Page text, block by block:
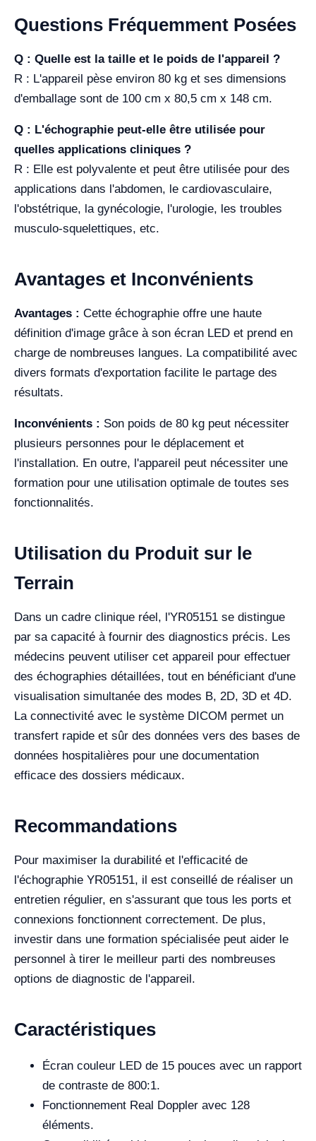
Questions Fréquemment Posées
Q : Quelle est la taille et le poids de l'appareil ?
R : L'appareil pèse environ 80 kg et ses dimensions
d'emballage sont de 100 cm x 80,5 cm x 148 cm.
Q : L'échographie peut-elle être utilisée pour
quelles applications cliniques ?
R : Elle est polyvalente et peut être utilisée pour des
applications dans l'abdomen, le cardiovasculaire,
l'obstétrique, la gynécologie, l'urologie, les troubles
musculo-squelettiques, etc.
Avantages et Inconvénients
Avantages : Cette échographie offre une haute
définition d'image grâce à son écran LED et prend en
charge de nombreuses langues. La compatibilité avec
divers formats d'exportation facilite le partage des
résultats.
Inconvénients : Son poids de 80 kg peut nécessiter
plusieurs personnes pour le déplacement et
l'installation. En outre, l'appareil peut nécessiter une
formation pour une utilisation optimale de toutes ses
fonctionnalités.
Utilisation du Produit sur le
Terrain
Dans un cadre clinique réel, l'YR05151 se distingue
par sa capacité à fournir des diagnostics précis. Les
médecins peuvent utiliser cet appareil pour effectuer
des échographies détaillées, tout en bénéficiant d'une
visualisation simultanée des modes B, 2D, 3D et 4D.
La connectivité avec le système DICOM permet un
transfert rapide et sûr des données vers des bases de
données hospitalières pour une documentation
efficace des dossiers médicaux.
Recommandations
Pour maximiser la durabilité et l'efficacité de
l'échographie YR05151, il est conseillé de réaliser un
entretien régulier, en s'assurant que tous les ports et
connexions fonctionnent correctement. De plus,
investir dans une formation spécialisée peut aider le
personnel à tirer le meilleur parti des nombreuses
options de diagnostic de l'appareil.
Caractéristiques
Écran couleur LED de 15 pouces avec un rapport
de contraste de 800:1.
Fonctionnement Real Doppler avec 128
éléments.